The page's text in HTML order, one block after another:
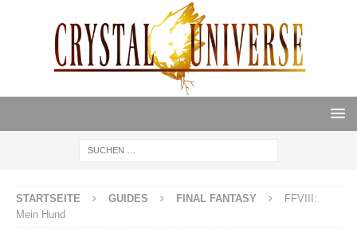
STARTSEITE GUIDES FINAL FANTASY
FFVIII:
Mein Hund